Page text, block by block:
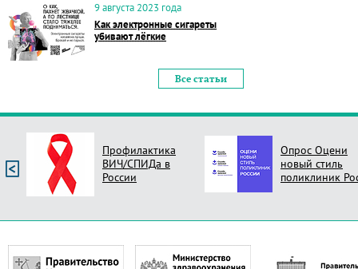
9 августа 2023 года
Как электронные сигареты
убивают лёгкие
Все статьи
Профилактика
ВИЧ/СПИДа в
России
Опрос Оцени
новый стиль
поликлиник